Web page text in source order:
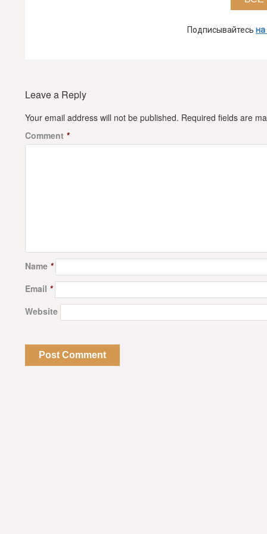
Подписывайтесьна
Leave a Reply
Your email address will not be published. Required fields are
Comment *
Name *
Email *
Website